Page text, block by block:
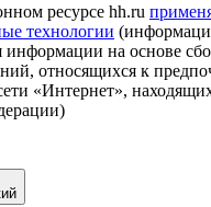
ресурсе hh.ru
технологии
информации на основе
относящихся к
«Интернет»,